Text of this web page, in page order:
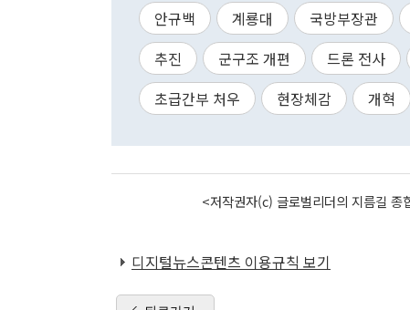
안규백 계룡대 국방부장관
추진
군구조 개편 드론 전사
초급간부 처우
현장체감 개혁
<저작권자(c) 글로벌리더의 지름길
디지털뉴스콘텐츠 이용규칙 보기